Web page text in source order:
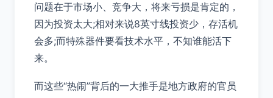
问题在于市场小、竞争大，将来亏损是肯定的，
因为投资太大;相对来说8英寸线投资少，存活机
会多;而特殊器件要看技术水平，不知谁能活下
来。
而这些“热闹”背后的一大推手是地方政府的官员